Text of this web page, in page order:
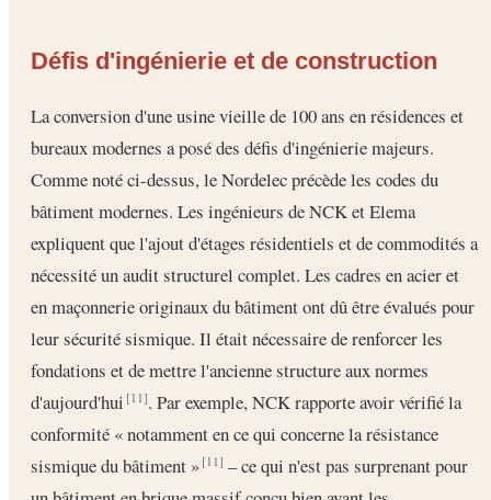
Défis d'ingénierie et de construction
La conversion d'une usine vieille de 100 ans en résidences et
bureaux modernes a posé des défis d'ingénierie majeurs.
Comme noté ci-dessus, le Nordelec précède les codes du
bâtiment modernes. Les ingénieurs de NCK et Elema
expliquent que l'ajout d'étages résidentiels et de commodités a
nécessité un audit structurel complet. Les cadres en acier et
en maçonnerie originaux du bâtiment ont dû être évalués pour
leur sécurité sismique. Il était nécessaire de renforcer les
fondations et de mettre l'ancienne structure aux normes
d'aujourd'hui[11]. Par exemple, NCK rapporte avoir vérifié la
conformité « notamment en ce qui concerne la résistance
sismique du bâtiment »[11] – ce qui n'est pas surprenant pour